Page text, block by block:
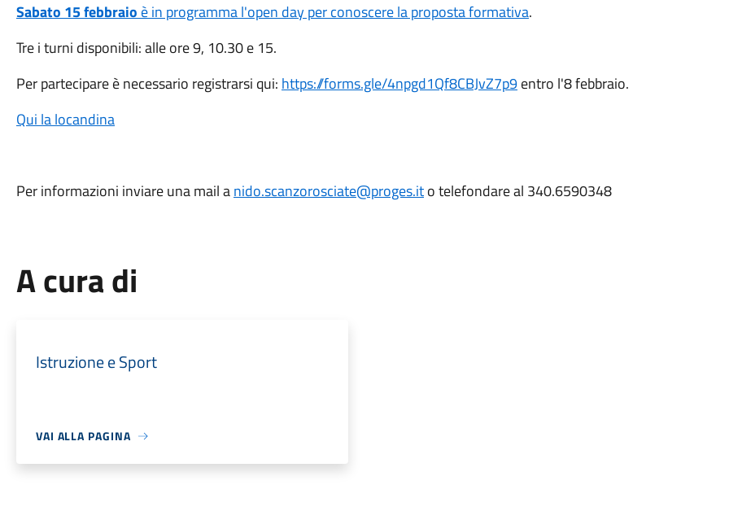
Sabato 15 febbraio è in programma l'open day per conoscere la proposta formativa.
Tre i turni disponibili: alle ore 9, 10.30 e 15.
Per partecipare è necessario registrarsi qui: https://forms.gle/4npgd1Qf8CBJvZ7p9entro l'8 febbraio.
Qui la locandina
Per informazioni inviare una mail anido.scanzorosciate@proges.ito telefondare al 340.6590348
A cura di
Istruzione e Sport
VAI ALLA PAGINA